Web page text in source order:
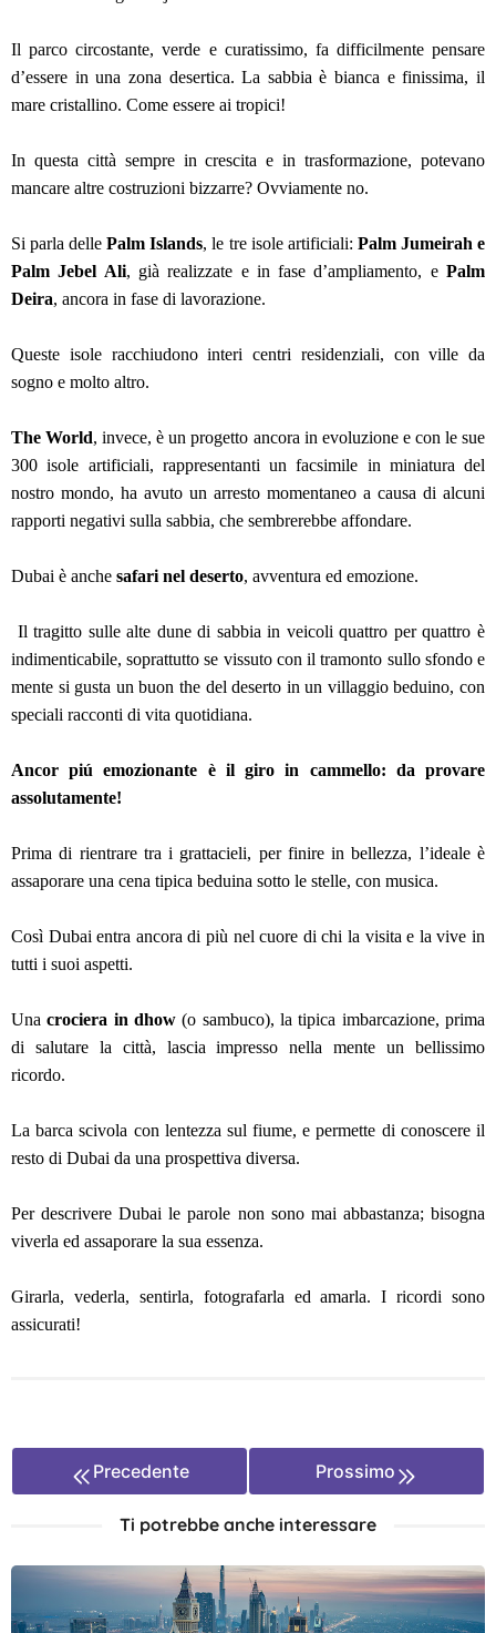
Il parco circostante, verde e curatissimo, fa difficilmente pensare
d’essere in una zona desertica. La sabbia è bianca e finissima, il
mare cristallino. Come essere ai tropici!
In questa città sempre in crescita e in trasformazione, potevano
mancare altre costruzioni bizzarre? Ovviamente no.
Si parla dellePalm Islands, le tre isole artificiali: Palm Jumeirah e
Palm Jebel Ali, già realizzate e in fase d’ampliamento, ePalm
Deira, ancora in fase di lavorazione.
Queste isole racchiudono interi centri residenziali, con ville da
sogno e molto altro.
The World, invece, è un progetto ancora in evoluzione e con le sue
300 isole artificiali, rappresentanti un facsimile in miniatura del
nostro mondo, ha avuto un arresto momentaneo a causa di alcuni
rapporti negativi sulla sabbia, che sembrerebbe affondare.
Dubai è anche safari nel deserto, avventura ed emozione.
Il tragitto sulle alte dune di sabbia in veicoli quattro per quattro è
indimenticabile, soprattutto se vissuto con il tramonto sullo sfondo e
mente si gusta un buon the del deserto in un villaggio beduino, con
speciali racconti di vita quotidiana.
Ancor piú emozionante è il giro in cammello: da provare
assolutamente!
Prima di rientrare tra i grattacieli, per finire in bellezza, l’ideale è
assaporare una cena tipica beduina sotto le stelle, con musica.
Così Dubai entra ancora di più nel cuore di chi la visita e la vive in
tutti i suoi aspetti.
Unacrociera in dhow (o sambuco), la tipica imbarcazione, prima
di salutare la città, lascia impresso nella mente un bellissimo
ricordo.
La barca scivola con lentezza sul fiume, e permette di conoscere il
resto di Dubai da una prospettiva diversa.
Per descrivere Dubai le parole non sono mai abbastanza; bisogna
viverla ed assaporare la sua essenza.
Girarla, vederla, sentirla, fotografarla ed amarla. I ricordi sono
assicurati!
Precedente Prossimo
Ti potrebbe anche interessare